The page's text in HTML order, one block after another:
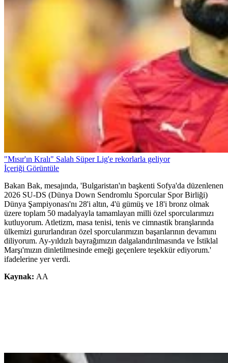
"Mısır'ın Kralı" Salah Süper Lig'e rekorlarla geliyor
İçeriği Görüntüle
Bakan Bak, mesajında, 'Bulgaristan'ın başkenti Sofya'da düzenlenen
2026 SU-DS (Dünya Down Sendromlu Sporcular Spor Birliği)
Dünya Şampiyonası'nı 28'i altın, 4'ü gümüş ve 18'i bronz olmak
üzere toplam 50 madalyayla tamamlayan milli özel sporcularımızı
kutluyorum. Atletizm, masa tenisi, tenis ve cimnastik branşlarında
ülkemizi gururlandıran özel sporcularımızın başarılarının devamını
diliyorum. Ay-yıldızlı bayrağımızın dalgalandırılmasında ve İstiklal
Marşı'mızın dinletilmesinde emeği geçenlere teşekkür ediyorum.'
ifadelerine yer verdi.
Kaynak: AA